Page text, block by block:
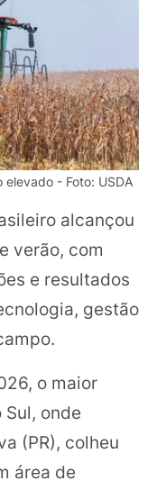
elevado - Foto: USDA
alcançou
verão, com
e resultados
gestão
o maior
onde
(PR), colheu
área de